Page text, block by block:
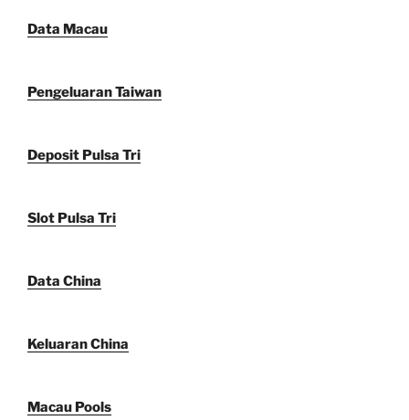
Data Macau
Pengeluaran Taiwan
Deposit Pulsa Tri
Slot Pulsa Tri
Data China
Keluaran China
Macau Pools